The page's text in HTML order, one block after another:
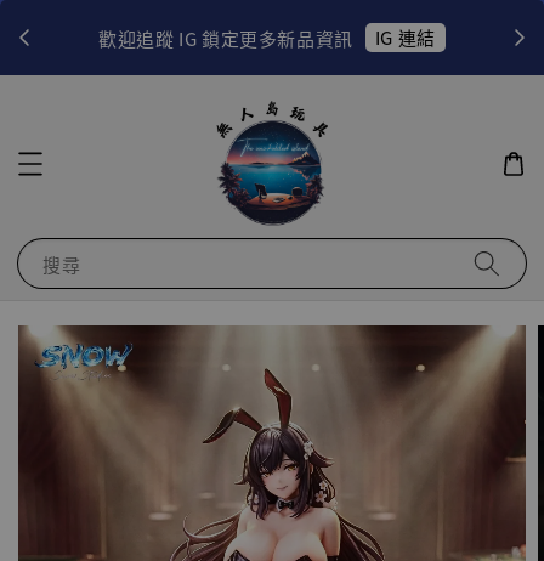
歡迎追蹤 IG 鎖定更多新品資訊 IG 連結
搜尋